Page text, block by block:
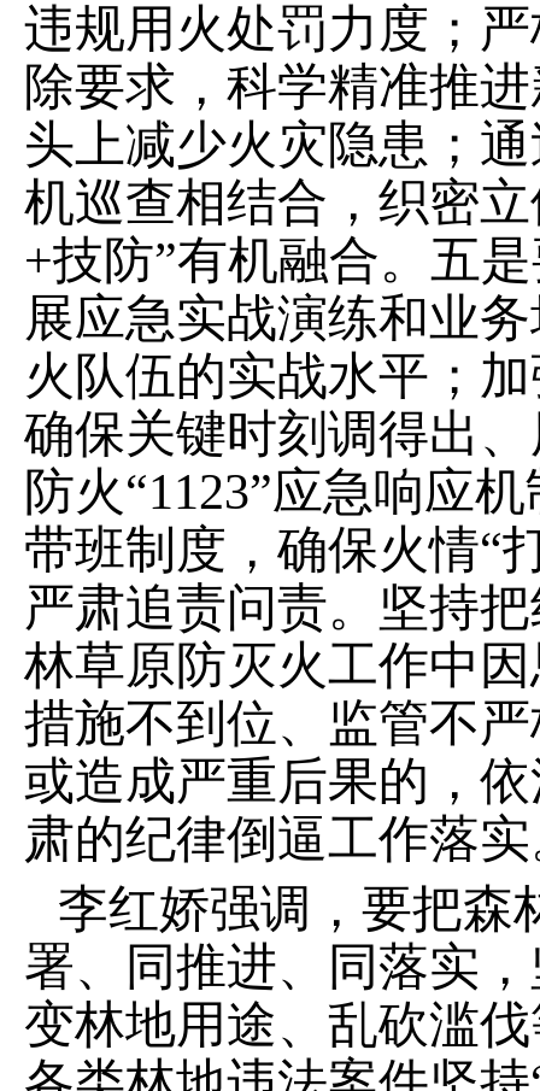
违规用火处罚力度；
除要求，科学精准推
头上减少火灾隐患；
机巡查相结合，织密
+技防”有机融合。五
展应急实战演练和业
火队伍的实战水平；
确保关键时刻调得出
防火“1123”应急响应
带班制度，确保火情“
严肃追责问责。坚持
林草原防灭火工作中
措施不到位、监管不
或造成严重后果的，
肃的纪律倒逼工作落
李红娇强调，要把森
署、同推进、同落实
变林地用途、乱砍滥